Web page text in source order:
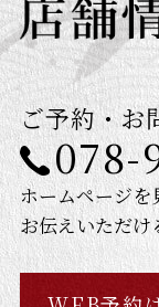
ご予約・お
078-
ホームページを
お伝えいただけ